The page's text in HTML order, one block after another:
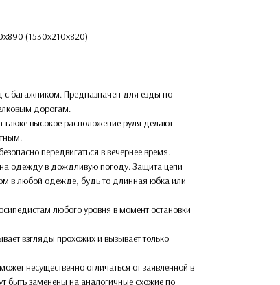
(1530х210х820)
с багажником. Предназначен для езды по
дорогам.
высокое расположение руля делают
передвигаться в вечернее время.
одежду в дождливую погоду. Защита цепи
в любой одежде, будь то длинная юбка или
любого уровня в момент остановки
взгляды прохожих и вызывает только
несущественно отличаться от заявленной в
быть заменены на аналогичные схожие по